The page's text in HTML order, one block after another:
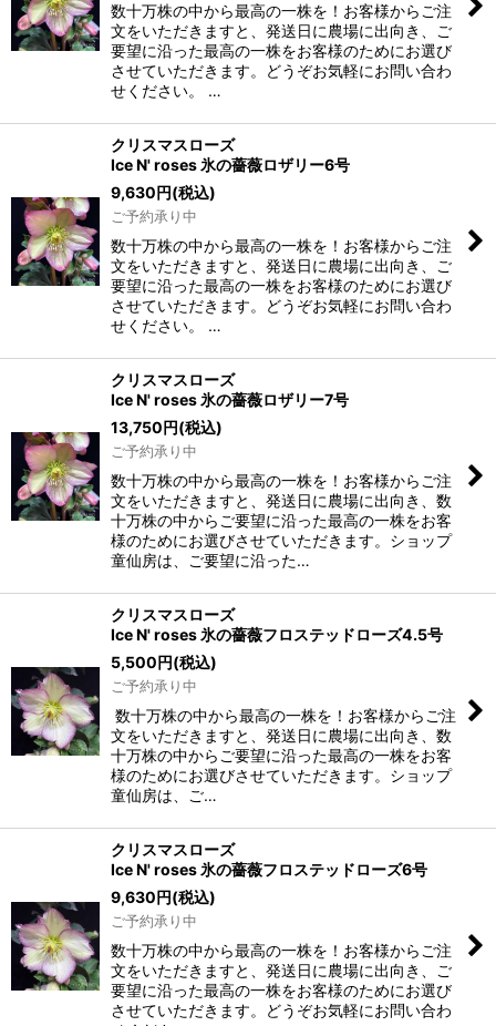
数十万株の中から最高の一株を！お客様からご注
文をいただきますと、発送日に農場に出向き、ご
要望に沿った最高の一株をお客様のためにお選び
させていただきます。どうぞお気軽にお問い合わ
せください。 …
クリスマスローズ
Ice N' roses 氷の薔薇ロザリー6号
9,630円(税込)
ご予約承り中
数十万株の中から最高の一株を！お客様からご注
文をいただきますと、発送日に農場に出向き、ご
要望に沿った最高の一株をお客様のためにお選び
させていただきます。どうぞお気軽にお問い合わ
せください。 …
クリスマスローズ
Ice N' roses 氷の薔薇ロザリー7号
13,750円(税込)
ご予約承り中
数十万株の中から最高の一株を！お客様からご注
文をいただきますと、発送日に農場に出向き、数
十万株の中からご要望に沿った最高の一株をお客
様のためにお選びさせていただきます。ショップ
童仙房は、ご要望に沿った…
クリスマスローズ
Ice N' roses 氷の薔薇フロステッドローズ4.5号
5,500円(税込)
ご予約承り中
数十万株の中から最高の一株を！お客様からご注
文をいただきますと、発送日に農場に出向き、数
十万株の中からご要望に沿った最高の一株をお客
様のためにお選びさせていただきます。ショップ
童仙房は、ご…
クリスマスローズ
Ice N' roses 氷の薔薇フロステッドローズ6号
9,630円(税込)
ご予約承り中
数十万株の中から最高の一株を！お客様からご注
文をいただきますと、発送日に農場に出向き、ご
要望に沿った最高の一株をお客様のためにお選び
させていただきます。どうぞお気軽にお問い合わ